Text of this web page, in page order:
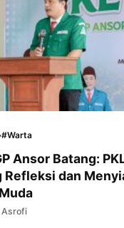
#Warta
Ansor Batang:
Refleksi dan
Asrofi